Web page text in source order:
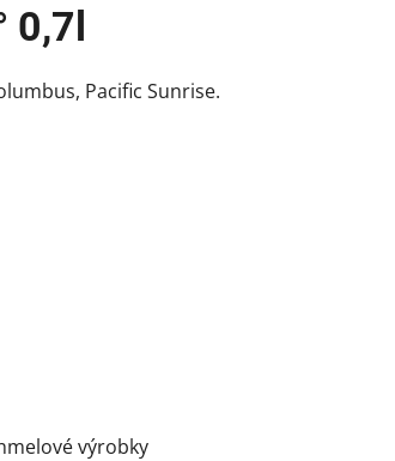
0,7l
Pacific Sunrise.
výrobky